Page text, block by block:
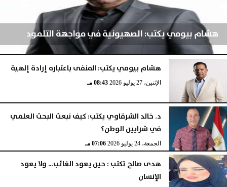
هشام بيومي يكتب: الصهيونية في مواجهة التلمود
الإثنين، 3 أغسطس 2026 04:52 مـ
هشام بيومي يكتب: المنفى باعتباره إرادة إلهية
الإثنين، 27 يوليو 2026 08:43 مـ
د. خالد الشرقاوي يكتب: كيف نبعث البحث العلمي
في شرايين الوطن؟
الجمعة، 24 يوليو 2026 07:06 مـ
هدى صالح تكتب : حين يعود الغائب… ولا يعود
الإنسان